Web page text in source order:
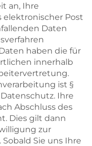
an, Ihre
Post
Daten
haben die für
innerhalb
ist §
Ihre
Abschluss des
Dies gilt dann
zur
Sie uns Ihre